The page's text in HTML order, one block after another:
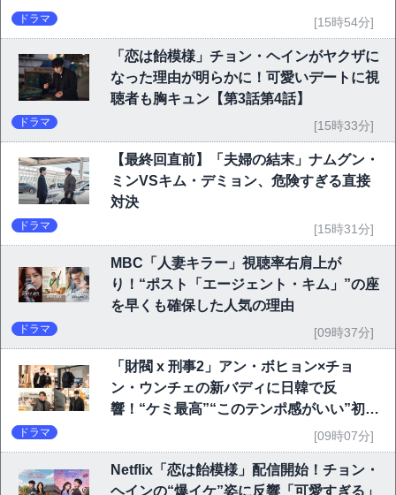
ドラマ [15時54分]
「恋は飴模様」チョン・ヘインがヤクザに
なった理由が明らかに！可愛いデートに視
聴者も胸キュン【第3話第4話】
ドラマ [15時33分]
【最終回直前】「夫婦の結末」ナムグン・
ミンVSキム・デミョン、危険すぎる直接
対決
ドラマ [15時31分]
MBC「人妻キラー」視聴率右肩上が
り！“ポスト「エージェント・キム」”の座
を早くも確保した人気の理由
ドラマ [09時37分]
「財閥 x 刑事2」アン・ボヒョン×チョ
ン・ウンチェの新バディに日韓で反
響！“ケミ最高”“このテンポ感がいい”初回
ドラマ [09時07分]
Netflix「恋は飴模様」配信開始！チョン・
ヘインの“爆イケ”姿に反響「可愛すぎる」